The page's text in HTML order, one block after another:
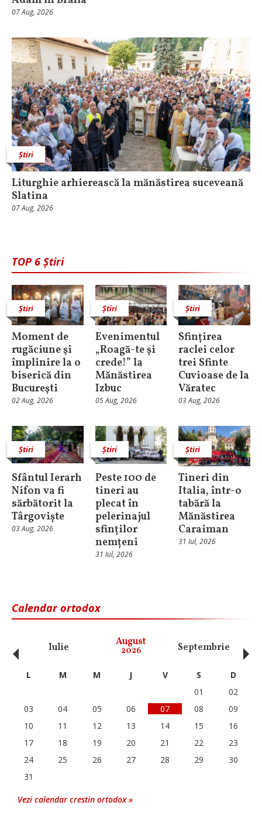
07 Aug, 2026
Știri
Liturghie arhierească la mănăstirea suceveană
Slatina
07 Aug, 2026
TOP 6 Știri
Știri
Moment de
rugăciune şi
împlinire la o
biserică din
Bucureşti
02 Aug, 2026
Știri
Evenimentul
„Roagă-te și
crede!” la
Mănăstirea
Izbuc
05 Aug, 2026
Știri
Sfințirea
raclei celor
trei Sfinte
Cuvioase de la
Văratec
03 Aug, 2026
Știri
Sfântul Ierarh
Nifon va fi
sărbătorit la
Târgoviște
03 Aug, 2026
Știri
Peste 100 de
tineri au
plecat în
pelerinajul
sfinților
nemțeni
31 Iul, 2026
Știri
Tineri din
Italia, într-o
tabără la
Mănăstirea
Caraiman
31 Iul, 2026
Calendar ortodox
Iulie August
2026 Septembrie
‹ L M M J V S
D
01
02
03
04 05 06 07 08
09
10
11 12 13 14 15
16
17
18 19 20 21 22
23
24
25 26 27 28 29
30
31
Vezi calendar crestin ortodox »